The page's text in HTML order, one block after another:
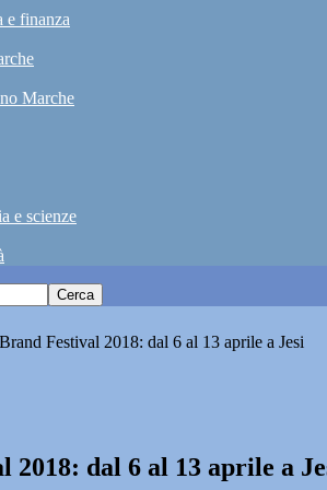
e finanza
Marche
e scienze
Brand Festival 2018: dal 6 al 13 aprile a Jesi
2018: dal 6 al 13 aprile a